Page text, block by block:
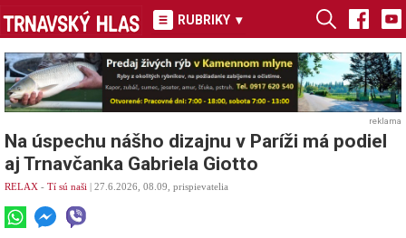
RUBRIKY ▾
reklama
Na úspechu nášho dizajnu v Paríži má podiel
aj Trnavčanka Gabriela Giotto
RELAX - Tí sú naši | 27.6.2026, 08.09, prispievatelia